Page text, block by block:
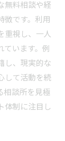
ート内容
方法
とは
る方法
方
基準
無料相談や経
徴です。利用
重視し、一人
ています。例
し、現実的な
して活動を続
相談所を見極
体制に注目し